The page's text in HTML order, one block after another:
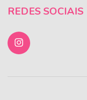
REDES SOCIAIS